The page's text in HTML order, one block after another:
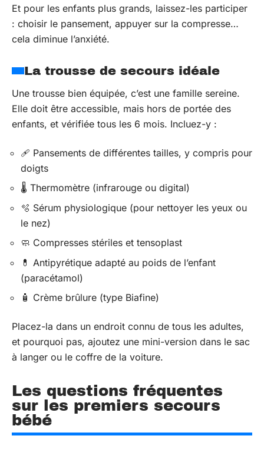
Et pour les enfants plus grands, laissez-les participer
: choisir le pansement, appuyer sur la compresse…
cela diminue l’anxiété.
La trousse de secours idéale
Une trousse bien équipée, c’est une famille sereine.
Elle doit être accessible, mais hors de portée des
enfants, et vérifiée tous les 6 mois. Incluez-y :
🩹 Pansements de différentes tailles, y compris pour
doigts
🌡️ Thermomètre (infrarouge ou digital)
🫧 Sérum physiologique (pour nettoyer les yeux ou
le nez)
🧼 Compresses stériles et tensoplast
💊 Antipyrétique adapté au poids de l’enfant
(paracétamol)
🧴 Crème brûlure (type Biafine)
Placez-la dans un endroit connu de tous les adultes,
et pourquoi pas, ajoutez une mini-version dans le sac
à langer ou le coffre de la voiture.
Les questions fréquentes
sur les premiers secours
bébé